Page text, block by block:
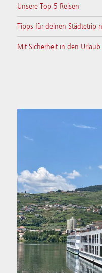
Unsere Top 5 Reisen
Tipps für deinen Städtetrip
Mit Sicherheit in den Urlaub